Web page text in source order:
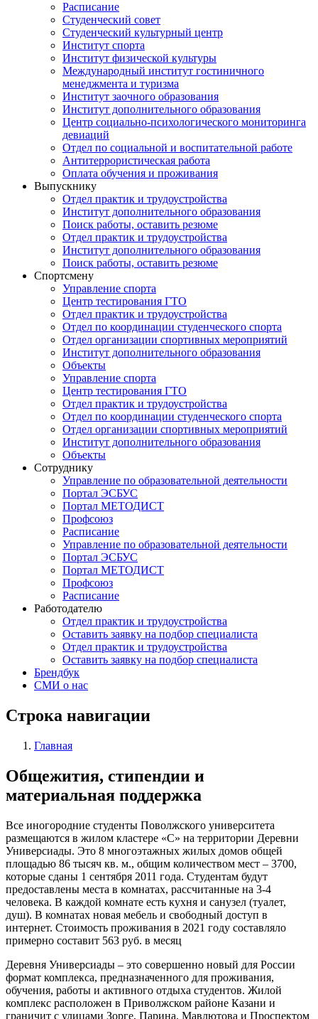
Расписание
Студенческий совет
Студенческий культурный центр
Институт спорта
Институт физической культуры
Международный институт гостиничного
менеджмента и туризма
Институт заочного образования
Институт дополнительного образования
Центр социально-психологического мониторинга
девиаций
Отдел по социальной и воспитательной работе
Антитеррористическая работа
Оплата обучения и проживания
Выпускнику
Отдел практик и трудоустройства
Институт дополнительного образования
Поиск работы, оставить резюме
Отдел практик и трудоустройства
Институт дополнительного образования
Поиск работы, оставить резюме
Спортсмену
Управление спорта
Центр тестирования ГТО
Отдел практик и трудоустройства
Отдел по координации студенческого спорта
Отдел организации спортивных мероприятий
Институт дополнительного образования
Объекты
Управление спорта
Центр тестирования ГТО
Отдел практик и трудоустройства
Отдел по координации студенческого спорта
Отдел организации спортивных мероприятий
Институт дополнительного образования
Объекты
Сотруднику
Управление по образовательной деятельности
Портал ЭСБУС
Портал МЕТОДИСТ
Профсоюз
Расписание
Управление по образовательной деятельности
Портал ЭСБУС
Портал МЕТОДИСТ
Профсоюз
Расписание
Работодателю
Отдел практик и трудоустройства
Оставить заявку на подбор специалиста
Отдел практик и трудоустройства
Оставить заявку на подбор специалиста
Брендбук
СМИ о нас
Строка навигации
Главная
Общежития, стипендии и
материальная поддержка
Все иногородние студенты Поволжского университета
размещаются в жилом кластере «С» на территории Деревни
Универсиады. Это 8 многоэтажных жилых домов общей
площадью 86 тысяч кв. м., общим количеством мест – 3700,
которые сданы 1 сентября 2011 года. Студентам будут
предоставлены места в комнатах, рассчитанные на 3-4
человека. В каждой комнате есть кухня и санузел (туалет,
душ). В комнатах новая мебель и свободный доступ в
интернет. Стоимость проживания в 2021 году составляло
примерно составит 563 руб. в месяц
Деревня Универсиады – это совершенно новый для России
формат комплекса, предназначенного для проживания,
обучения, работы и активного отдыха студентов. Жилой
комплекс расположен в Приволжском районе Казани и
граничит с улицами Зорге, Парина, Мавлютова и Проспектом